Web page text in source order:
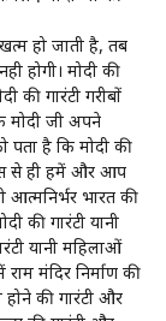
हो जाती है, तब
होगी। मोदी की
की गारंटी गरीबों
मोदी जी अपने
पता है कि मोदी की
से ही हमें और आप
आत्मनिर्भर भारत की
की गारंटी यानी
यानी महिलाओं
मंदिर निर्माण की
होने की गारंटी और